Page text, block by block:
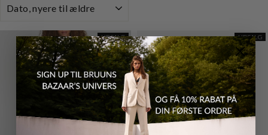
UDSALG UDSALG